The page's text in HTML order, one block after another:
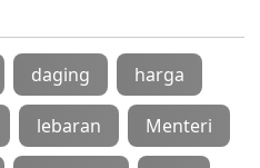
daging harga
lebaran Menteri